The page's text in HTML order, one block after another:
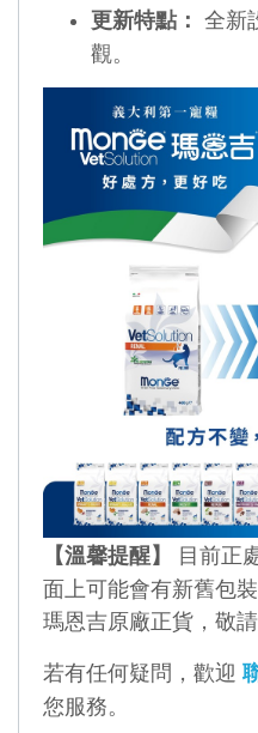
更新特點： 全新
觀。
【溫馨提醒】
目前正
面上可能會有新舊包
瑪恩吉原廠正貨，敬請
若有任何疑問，歡迎
您服務。